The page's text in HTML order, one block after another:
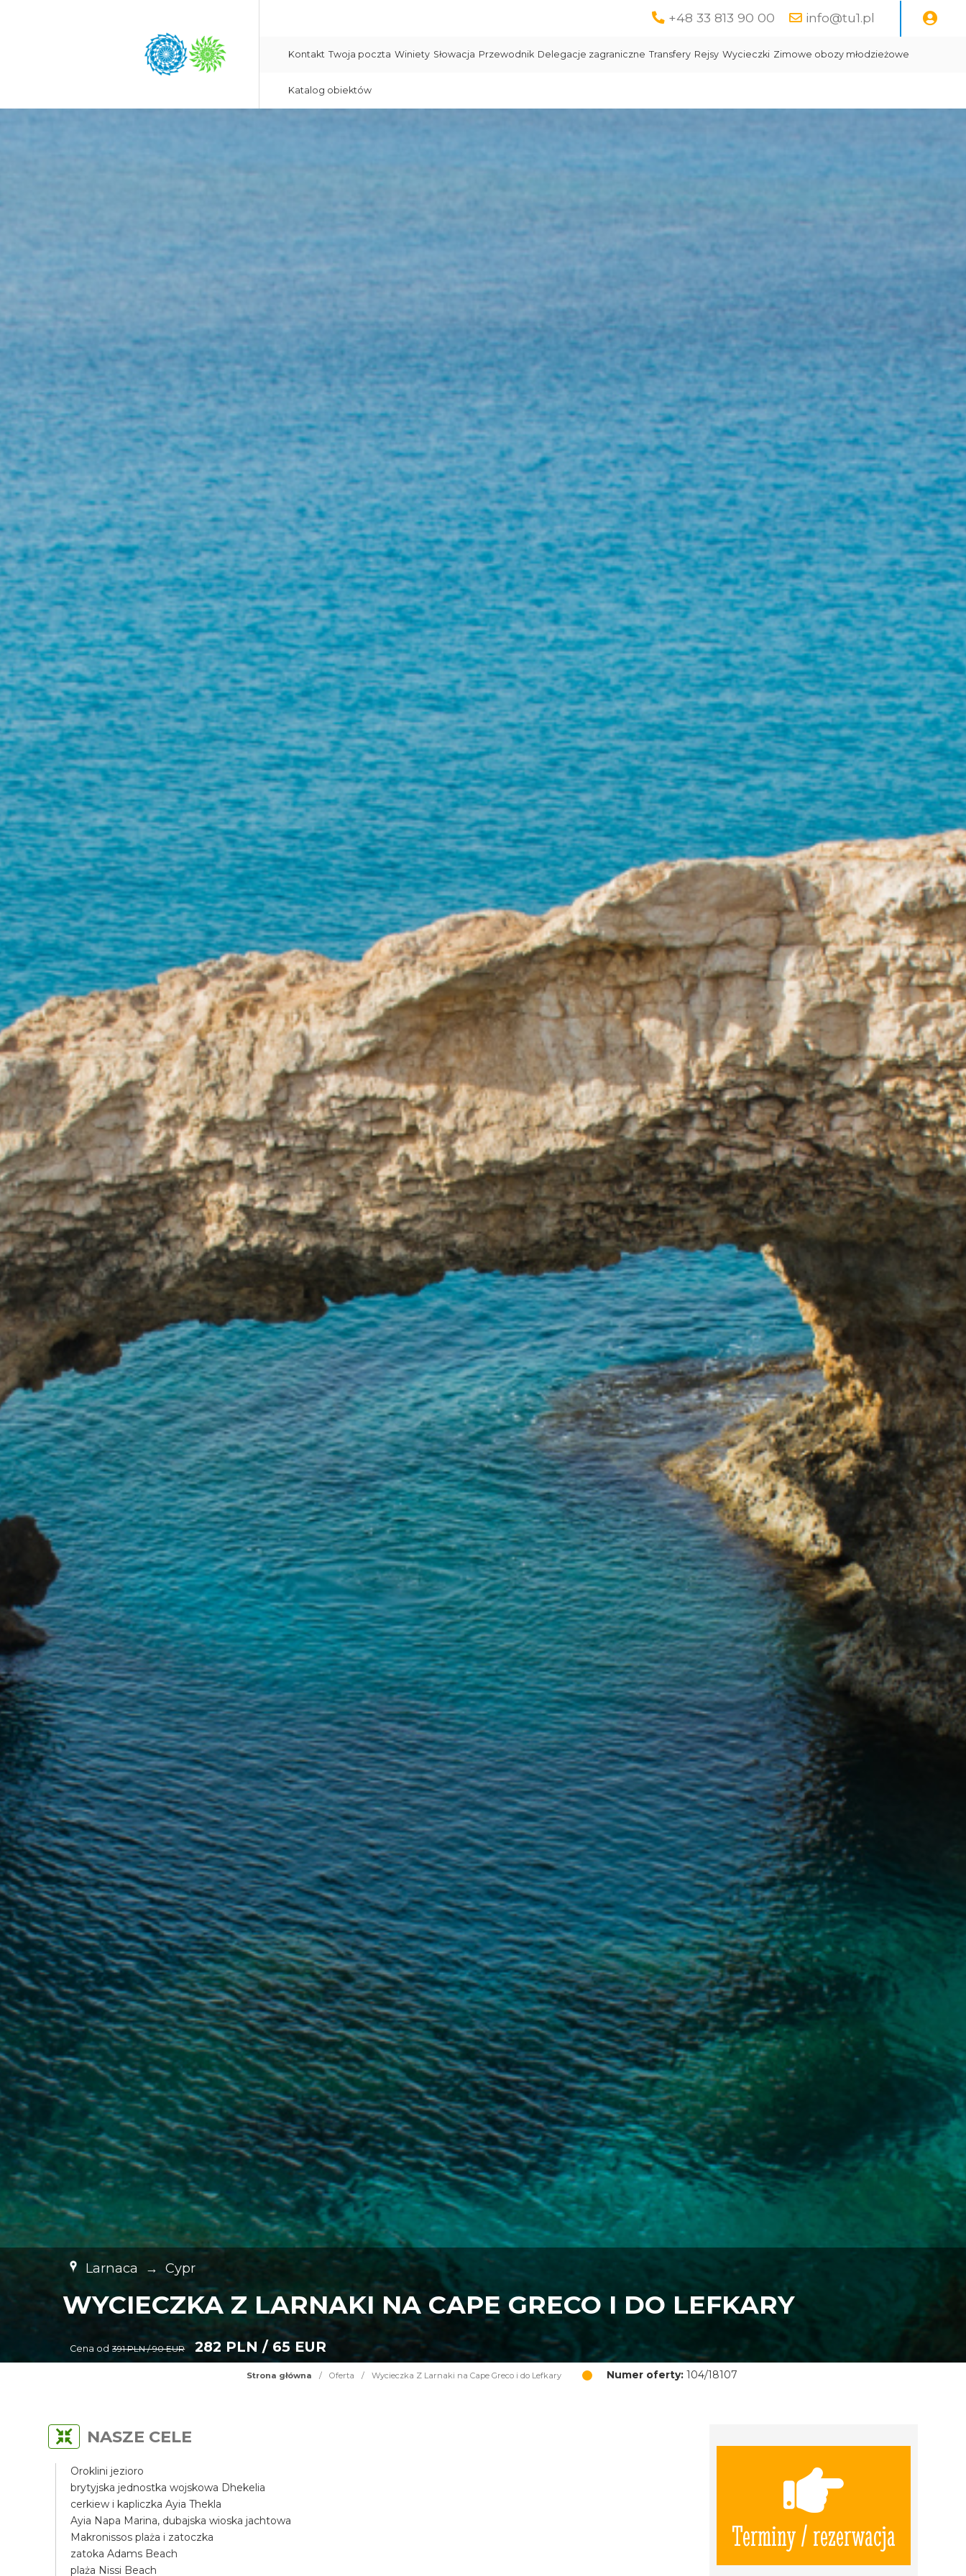
+48 33 813 90 00 info@tu1.pl
Kontakt Twoja poczta Winiety Słowacja Przewodnik Delegacje zagraniczne Transfery Rejsy Wycieczki Zimowe obozy młodzieżowe
Katalog obiektów
Larnaca → Cypr
WYCIECZKA Z LARNAKI NA CAPE GRECO I DO LEFKARY
Cena od 391 PLN / 90 EUR 282 PLN / 65 EUR
Strona główna / Oferta / Wycieczka Z Larnaki na Cape Greco i do Lefkary Numer oferty: 104/18107
Terminy / rezerwacja
NASZE CELE
Oroklini jezioro
brytyjska jednostka wojskowa Dhekelia
cerkiew i kapliczka Ayia Thekla
Ayia Napa Marina, dubajska wioska jachtowa
Makronissos plaża i zatoczka
zatoka Adams Beach
plaża Nissi Beach